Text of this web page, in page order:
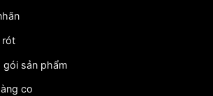
rót
gói sản phẩm
co